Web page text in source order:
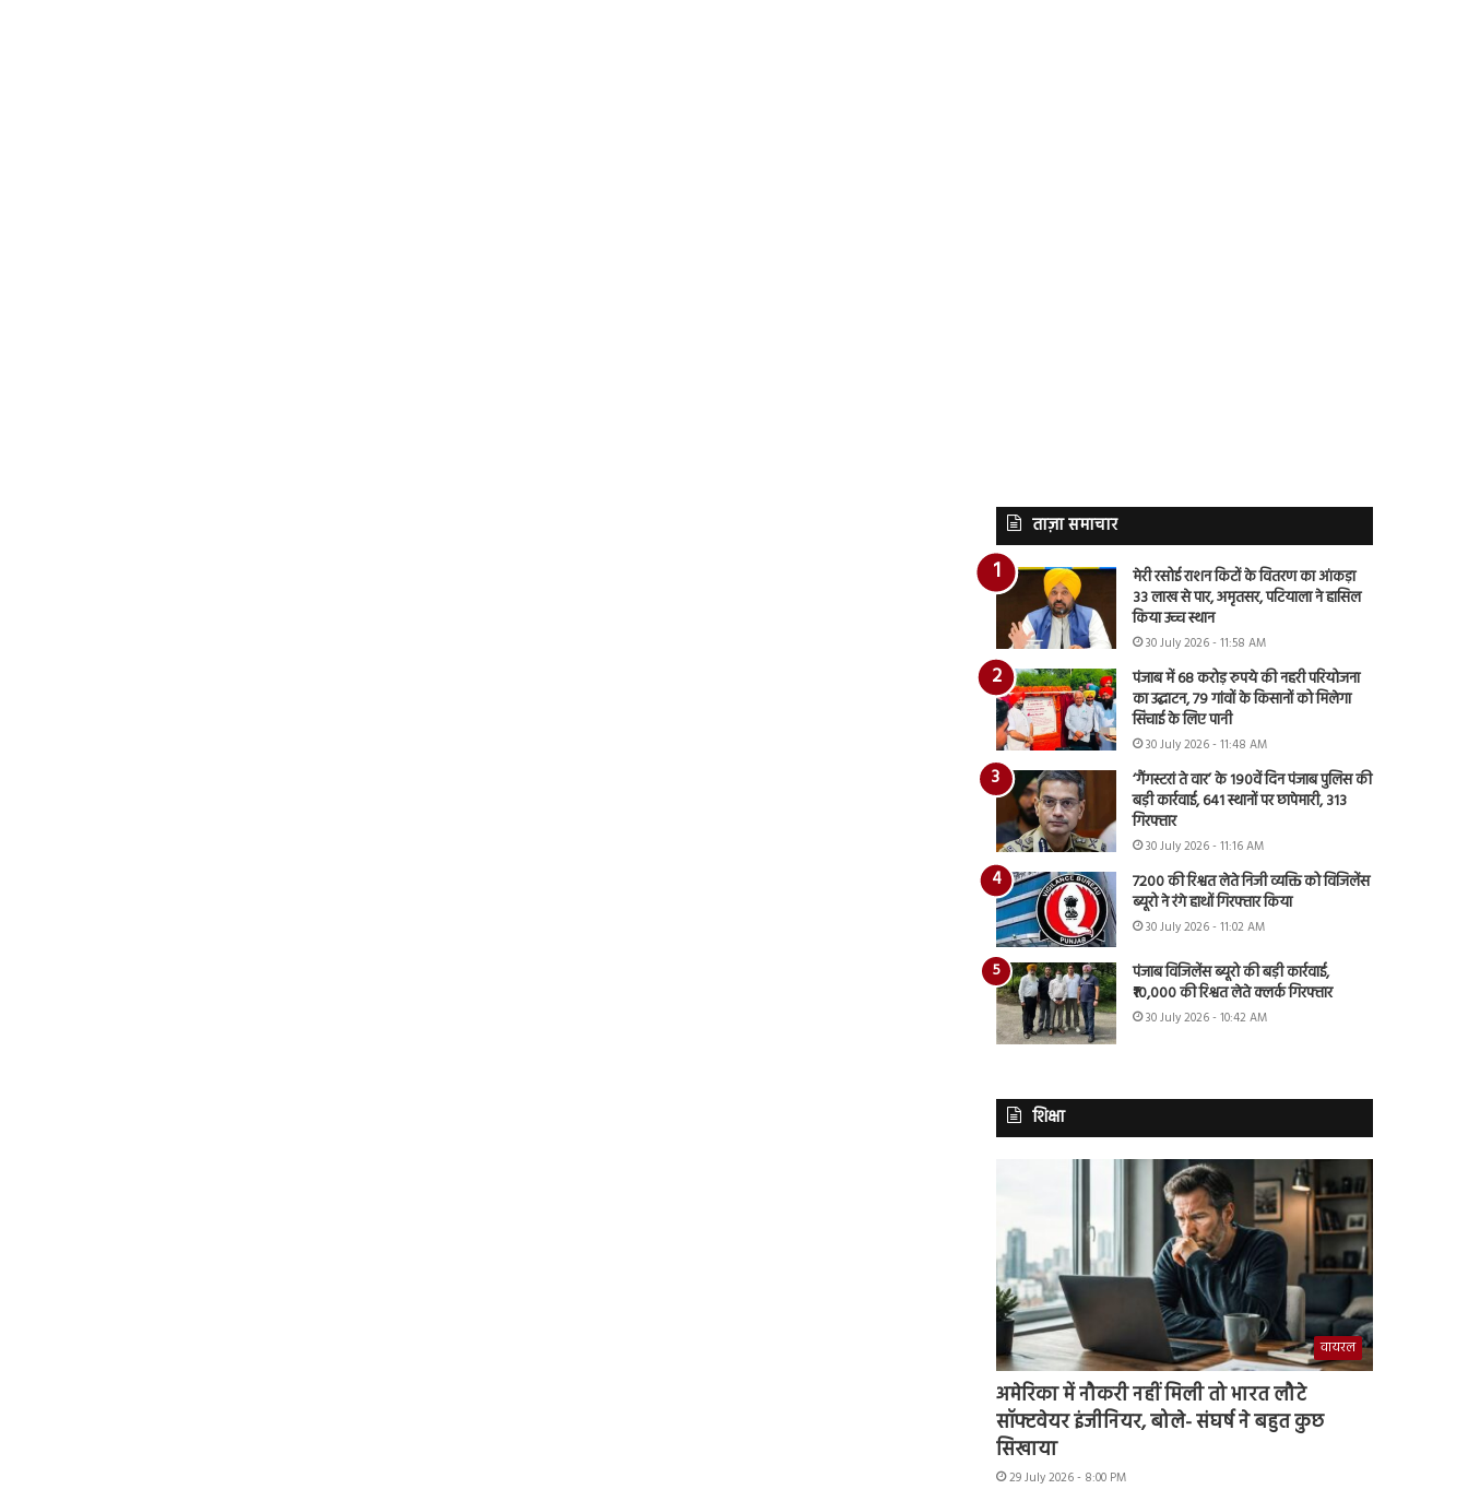
ताज़ा समाचार
मेरी रसोई राशन किटों के वितरण का आंकड़ा
33 लाख से पार, अमृतसर, पटियाला ने हासिल
किया उच्च स्थान
30 July 2026 - 11:58 AM
पंजाब में 68 करोड़ रुपये की नहरी परियोजना
का उद्घाटन, 79 गांवों के किसानों को मिलेगा
सिंचाई के लिए पानी
30 July 2026 - 11:48 AM
‘गैंगस्टरां ते वार’ के 190वें दिन पंजाब पुलिस की
बड़ी कार्रवाई, 641 स्थानों पर छापेमारी, 313
गिरफ्तार
30 July 2026 - 11:16 AM
7200 की रिश्वत लेते निजी व्यक्ति को विजिलेंस
ब्यूरो ने रंगे हाथों गिरफ्तार किया
30 July 2026 - 11:02 AM
पंजाब विजिलेंस ब्यूरो की बड़ी कार्रवाई,
₹10,000 की रिश्वत लेते क्लर्क गिरफ्तार
30 July 2026 - 10:42 AM
शिक्षा
वायरल
अमेरिका में नौकरी नहीं मिली तो भारत लौटे
सॉफ्टवेयर इंजीनियर, बोले- संघर्ष ने बहुत कुछ
सिखाया
29 July 2026 - 8:00 PM